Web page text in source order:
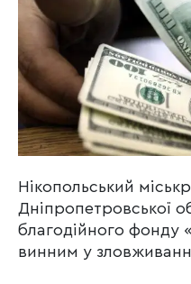
Нікопольський
Дніпропетровської
благодійного фонду
винним у